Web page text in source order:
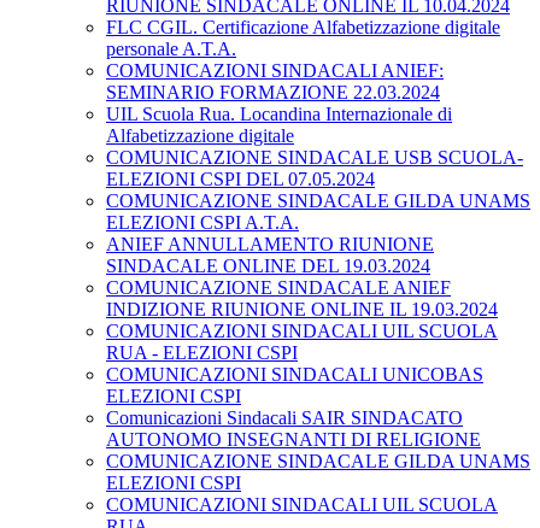
RIUNIONE SINDACALE ONLINE IL 10.04.2024
FLC CGIL. Certificazione Alfabetizzazione digitale
personale A.T.A.
COMUNICAZIONI SINDACALI ANIEF:
SEMINARIO FORMAZIONE 22.03.2024
UIL Scuola Rua. Locandina Internazionale di
Alfabetizzazione digitale
COMUNICAZIONE SINDACALE USB SCUOLA-
ELEZIONI CSPI DEL 07.05.2024
COMUNICAZIONE SINDACALE GILDA UNAMS
ELEZIONI CSPI A.T.A.
ANIEF ANNULLAMENTO RIUNIONE
SINDACALE ONLINE DEL 19.03.2024
COMUNICAZIONE SINDACALE ANIEF
INDIZIONE RIUNIONE ONLINE IL 19.03.2024
COMUNICAZIONI SINDACALI UIL SCUOLA
RUA - ELEZIONI CSPI
COMUNICAZIONI SINDACALI UNICOBAS
ELEZIONI CSPI
Comunicazioni Sindacali SAIR SINDACATO
AUTONOMO INSEGNANTI DI RELIGIONE
COMUNICAZIONE SINDACALE GILDA UNAMS
ELEZIONI CSPI
COMUNICAZIONI SINDACALI UIL SCUOLA